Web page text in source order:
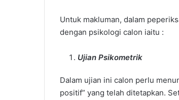
Untuk makluman, dalam
dengan psikologi calon iaitu :
Ujian Psikometrik
Dalam ujian ini calon perlu
positif” yang telah ditetapkan.
Settle
Hutang